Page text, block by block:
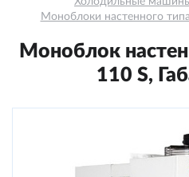
Моноблоки настенного
Моноблок
110 S,